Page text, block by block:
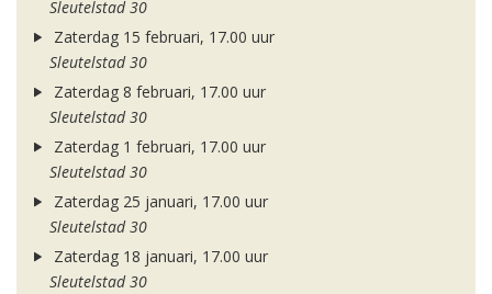
Sleutelstad 30
Zaterdag 15 februari, 17.00 uur
Sleutelstad 30
Zaterdag 8 februari, 17.00 uur
Sleutelstad 30
Zaterdag 1 februari, 17.00 uur
Sleutelstad 30
Zaterdag 25 januari, 17.00 uur
Sleutelstad 30
Zaterdag 18 januari, 17.00 uur
Sleutelstad 30